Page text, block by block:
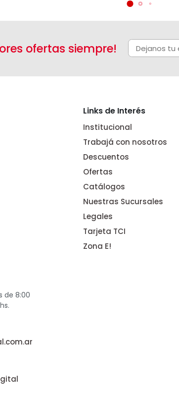
ofertas siempre!
Links de Interés
Institucional
Trabajá con nosotros
Descuentos
Ofertas
Catálogos
Nuestras Sucursales
Legales
Tarjeta TCI
Zona E!
de 8:00